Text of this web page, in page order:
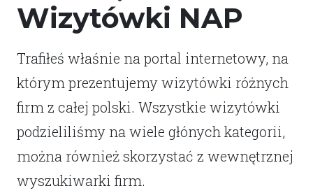
Wizytówki NAP
Trafiłeś właśnie na portal internetowy, na
którym prezentujemy wizytówki różnych
firm z całej polski. Wszystkie wizytówki
podzieliliśmy na wiele głónych kategorii,
można również skorzystać z wewnętrznej
wyszukiwarki firm.